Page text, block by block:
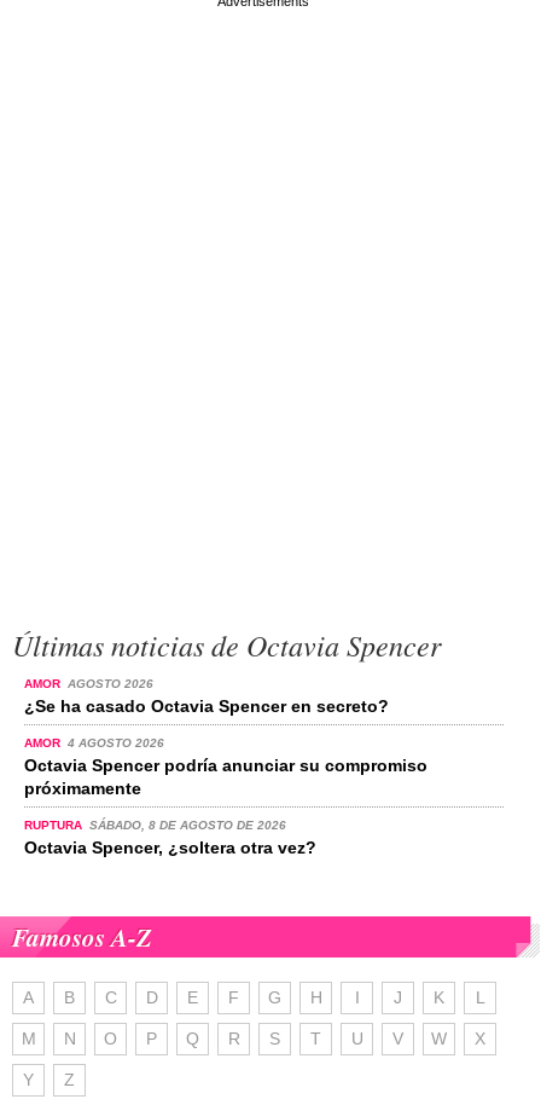
Últimas noticias de Octavia Spencer
AMOR AGOSTO 2026
¿Se ha casado Octavia Spencer en secreto?
AMOR 4 AGOSTO 2026
Octavia Spencer podría anunciar su compromiso
próximamente
RUPTURA SÁBADO, 8 DE AGOSTO DE 2026
Octavia Spencer, ¿soltera otra vez?
Famosos A-Z
A B C D E F G H I J K L
M N O P Q R S T U V W X
Y Z